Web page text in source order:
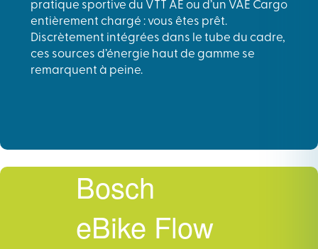
pratique sportive du VTT AE ou d’un VAE Cargo
entièrement chargé : vous êtes prêt.
Discrètement intégrées dans le tube du cadre,
ces sources d’énergie haut de gamme se
remarquent à peine.
Bosch
eBike Flow